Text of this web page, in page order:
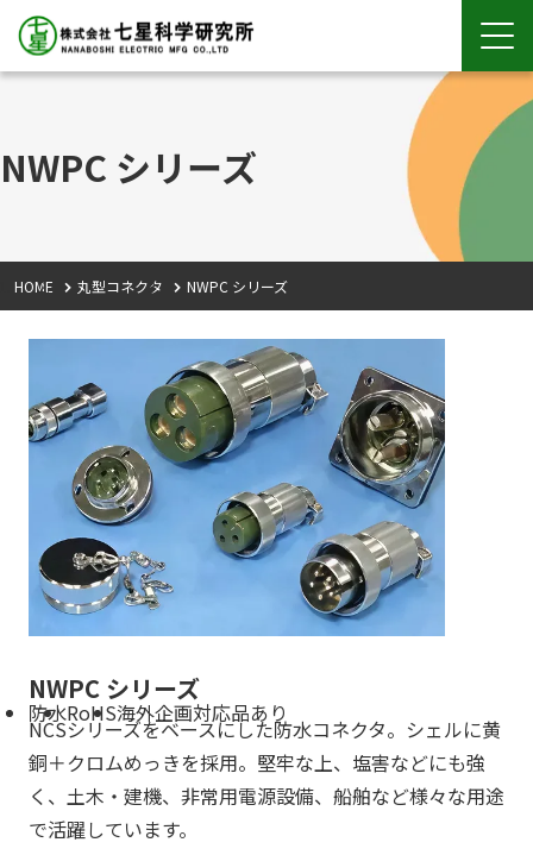
NWPC シリーズ
HOME 丸型コネクタ NWPC シリーズ
NWPC シリーズ
防水RoHS海外企画対応品あり
NCSシリーズをベースにした防水コネクタ。シェルに黄
銅＋クロムめっきを採用。堅牢な上、塩害などにも強
く、土木・建機、非常用電源設備、船舶など様々な用途
で活躍しています。